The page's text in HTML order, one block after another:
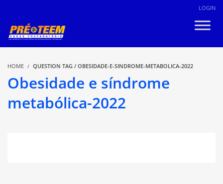
LOGIN
HOME QUESTION TAG / OBESIDADE-E-SINDROME-METABOLICA-2022
Obesidade e síndrome
metabólica-2022